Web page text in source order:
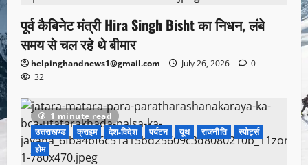
पूर्व कैबिनेट मंत्री Hira Singh Bisht का निधन, लंबे
समय से चल रहे थे बीमार
helpinghandnews1@gmail.com July 26, 2026
0
32
1 minute read
उत्तराखण्ड
क्राइम देश-विदेश पर्यटन यूथ राजनीति
स्पोर्ट्स
होम